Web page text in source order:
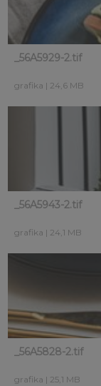
_56A5929-2.tif
grafika | 24,6 MB
_56A5943-2.tif
grafika | 24,1 MB
_56A5828-2.tif
grafika | 25,1 MB